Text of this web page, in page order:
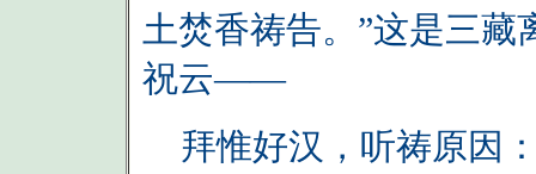
土焚香祷告。”这是三藏
祝云——
拜惟好汉，听祷原因